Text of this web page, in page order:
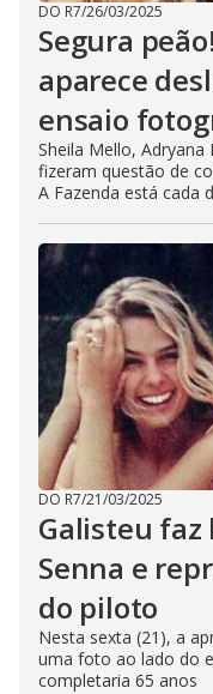
DO R7/26/03/2025
Segura
aparece
ensaio
Sheila Mello,
fizeram questão de
A Fazenda está cada
DO R7/21/03/2025
Galisteu faz
Senna e
do piloto
Nesta sexta (21), a
uma foto ao lado do
completaria 65 anos